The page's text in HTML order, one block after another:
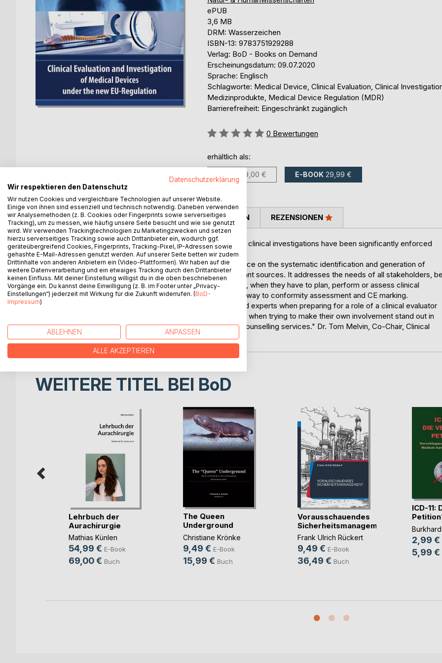
ePUB
3,6 MB
DRM: Wasserzeichen
ISBN-13: 9783751929288
Verlag: BoD - Books on Demand
Erscheinungsdatum: 09.07.2020
Sprache: Englisch
Schlagworte: Medical Device, Clinical Evaluation, Clinical
Medizinprodukte, Medical Device Regulation (MDR)
Barrierefreiheit: Eingeschränkt zugänglich
Bewertung::
0 Bewertungen
erhältlich als:
59,00 € E-BOOK 29,99 €
BESCHREIBUNG
"The concept of clinical evaluation and the framework for clinical investigations have been significantly enforced
within the new EU-Medical Device Regulation (MDR).
This book provides in-depth and practice-oriented guidance on the systematic identification and generation of
clinical data through clinical investigations and other relevant sources. It addresses the needs of all stakeholders,
it manufacturers, notified bodies or competent authorities, when they have to plan, perform or assess clinical
evaluations and investigations for medical devices on the way to conformity assessment and CE marking.
It is a valuable tool of qualification for clinicians and related experts when preparing for a role of a clinical evaluator
in the field, either when serving any of the stakeholders or when trying to make their own involvement stand out in
start-ups, spin-offs or other development projects or in counselling services." Dr. Tom Melvin, Co-Chair, Clinical
Investigation and Evaluation Working Group
AUTOR/IN PRESSESTIMMEN REZENSIONEN
WEITERE TITEL BEI BoD
Lehrbuch der
Aurachirurgie
Mathias Künlen
54,99 € E-Book
69,00 € Buch
The Queen
Underground
Christiane Krönke
9,49 € E-Book
15,99 € Buch
Vorausschauendes
Sicherheitsmanagement
Frank Ulrich Rückert
9,49 € E-Book
36,49 € Buch
ICD-11:
2,99 €
5,99 €
Datenschutzerklärung
Wir respektieren den Datenschutz
Wir nutzen Cookies und vergleichbare Technologien auf unserer Website.
Einige von ihnen sind essenziell und technisch notwendig. Daneben verwenden
wir Analysemethoden (z. B. Cookies oder Fingerprints sowie serverseitiges
Tracking), um zu messen, wie häufig unsere Seite besucht und wie sie genutzt
wird. Wir verwenden Trackingtechnologien zu Marketingzwecken und setzen
hierzu serverseitiges Tracking sowie auch Drittanbieter ein, wodurch ggf.
geräteübergreifend Cookies, Fingerprints, Tracking-Pixel, IP-Adressen sowie
gehashte E-Mail-Adressen genutzt werden. Auf unserer Seite betten wir zudem
Drittinhalte von anderen Anbietern ein (Video-Plattformen). Wir haben auf die
weitere Datenverarbeitung und ein etwaiges Tracking durch den Drittanbieter
keinen Einfluss. Mit deiner Einstellung willigst du in die oben beschriebenen
Vorgänge ein. Du kannst deine Einwilligung (z. B. im Footer unter „Privacy-
Einstellungen“) jederzeit mit Wirkung für die Zukunft widerrufen. (BoD-
Impressum)
ABLEHNEN ANPASSEN
ALLE AKZEPTIEREN